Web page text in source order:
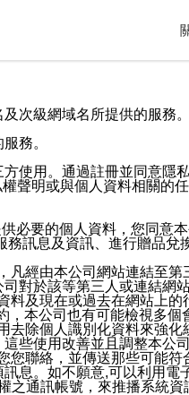
次級網域名所提供的服務
務。
使用。通過註冊並同意隱
聲明或與個人資料相關的
必要的個人資料，您同意
訊息及資訊、進行贈品
經由本公司網站連結至
對於該等第三人或連結網
及現在或過去在網站上
本公司也有可能檢視多個
除個人識別化資料來強
些使用改善並且調整本公
聯絡，並傳送那些可能
息。如不願意,可以利用電
通訊帳號，來推播系統